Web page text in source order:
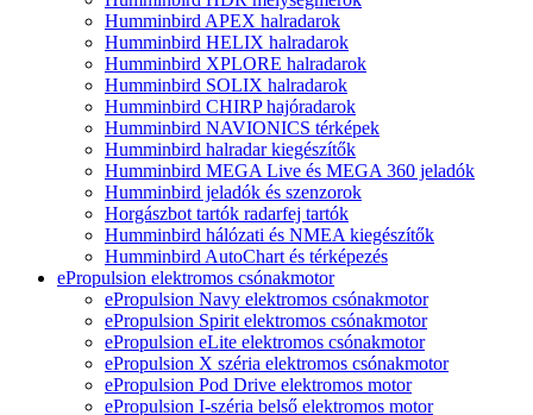
Humminbird APEX halradarok
Humminbird HELIX halradarok
Humminbird XPLORE halradarok
Humminbird SOLIX halradarok
Humminbird CHIRP hajóradarok
Humminbird NAVIONICS térképek
Humminbird halradar kiegészítők
Humminbird MEGA Live és MEGA 360 jeladók
Humminbird jeladók és szenzorok
Horgászbot tartók radarfej tartók
Humminbird hálózati és NMEA kiegészítők
Humminbird AutoChart és térképezés
ePropulsion elektromos csónakmotor
ePropulsion Navy elektromos csónakmotor
ePropulsion Spirit elektromos csónakmotor
ePropulsion eLite elektromos csónakmotor
ePropulsion X széria elektromos csónakmotor
ePropulsion Pod Drive elektromos motor
ePropulsion I-széria belső elektromos motor